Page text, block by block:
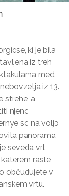
ki je bila
iz treh
med
iz 13.
strehe, a
njeno
so na voljo
panorama.
seveda vrt
raste
občudujete v
vrtu.